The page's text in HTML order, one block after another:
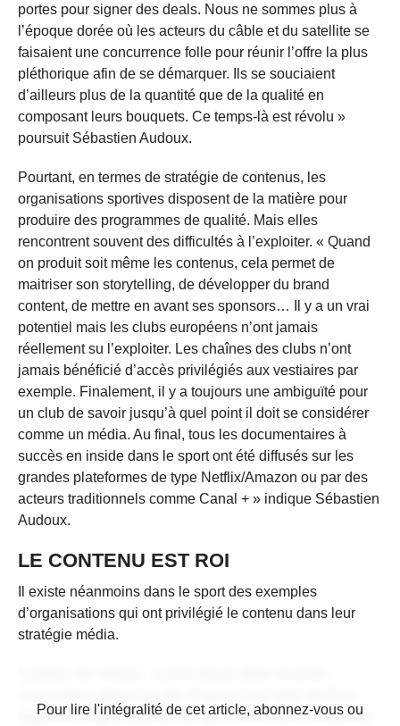
portes pour signer des deals. Nous ne sommes plus à
l’époque dorée où les acteurs du câble et du satellite se
faisaient une concurrence folle pour réunir l’offre la plus
pléthorique afin de se démarquer. Ils se souciaient
d’ailleurs plus de la quantité que de la qualité en
composant leurs bouquets. Ce temps-là est révolu »
poursuit Sébastien Audoux.
Pourtant, en termes de stratégie de contenus, les
organisations sportives disposent de la matière pour
produire des programmes de qualité. Mais elles
rencontrent souvent des difficultés à l’exploiter. « Quand
on produit soit même les contenus, cela permet de
maitriser son storytelling, de développer du brand
content, de mettre en avant ses sponsors… Il y a un vrai
potentiel mais les clubs européens n’ont jamais
réellement su l’exploiter. Les chaînes des clubs n’ont
jamais bénéficié d’accès privilégiés aux vestiaires par
exemple. Finalement, il y a toujours une ambiguïté pour
un club de savoir jusqu’à quel point il doit se considérer
comme un média. Au final, tous les documentaires à
succès en inside dans le sport ont été diffusés sur les
grandes plateformes de type Netflix/Amazon ou par des
acteurs traditionnels comme Canal + » indique Sébastien
Audoux.
LE CONTENU EST ROI
Il existe néanmoins dans le sport des exemples
d’organisations qui ont privilégié le contenu dans leur
stratégie média.
vulputate magna at, pulvinar arcu. Maecenas sollicitudin
CONTENU RÉSERVÉ AUX
Pour lire l'intégralité de cet article, abonnez-vous ou